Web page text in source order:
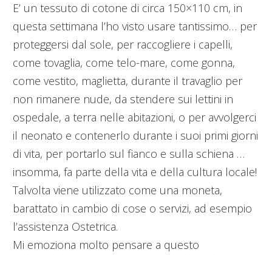
E’ un tessuto di cotone di circa 150×110 cm, in
questa settimana l’ho visto usare tantissimo… per
proteggersi dal sole, per raccogliere i capelli,
come tovaglia, come telo-mare, come gonna,
come vestito, maglietta, durante il travaglio per
non rimanere nude, da stendere sui lettini in
ospedale, a terra nelle abitazioni, o per avvolgerci
il neonato e contenerlo durante i suoi primi giorni
di vita, per portarlo sul fianco e sulla schiena …
insomma, fa parte della vita e della cultura locale!
Talvolta viene utilizzato come una moneta,
barattato in cambio di cose o servizi, ad esempio
l’assistenza Ostetrica.
Mi emoziona molto pensare a questo